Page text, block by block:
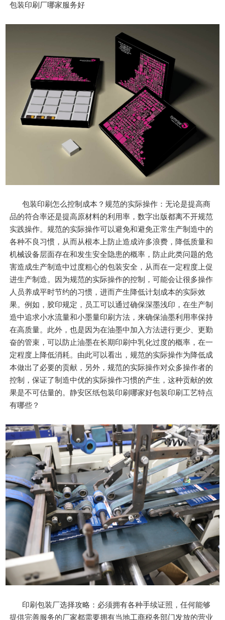
包装印刷厂哪家服务好
包装印刷怎么控制成本？规范的实际操作：无论是提高商
品的符合率还是提高原材料的利用率，数字出版都离不开规范
实践操作。规范的实际操作可以避免和避免正常生产制造中的
各种不良习惯，从而从根本上防止造成许多浪费，降低质量和
机械设备层面存在和发生安全隐患的概率，防止此类问题的危
害造成生产制造中过度粗心的包装安全，从而在一定程度上促
进生产制造。因为规范的实际操作的控制，可能会让很多操作
人员养成平时节约的习惯，进而产生降低计划成本的实际效
果。例如，胶印规定，员工可以通过确保深墨浅印，在生产制
造中追求小水流量和小墨量印刷方法，来确保油墨利用率保持
在高质量。此外，也是因为在油墨中加入方法进行更少、更勤
奋的管束，可以防止油墨在长期印刷中乳化过度的概率，在一
定程度上降低消耗。由此可以看出，规范的实际操作为降低成
本做出了必要的贡献，另外，规范的实际操作对众多操作者的
控制，保证了制造中优的实际操作习惯的产生，这种贡献的效
果是不可估量的。静安区纸包装印刷哪家好包装印刷工艺特点
有哪些？
印刷包装厂选择攻略：必须拥有各种手续证照，任何能够
提供完善服务的厂家都需要拥有当地工商税务部门发放的营业